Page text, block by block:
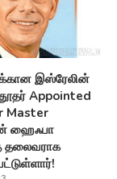
இஸ்ரேலின்
Appointed
Master
ஹைஃபா
தலைவராக